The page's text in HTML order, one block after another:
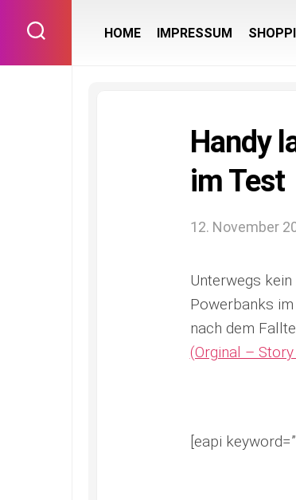
content
HOME IMPRESSUM
Handy
im Test
12. November
Unterwegs
Powerbanks
nach dem
(Orginal –
[eapi